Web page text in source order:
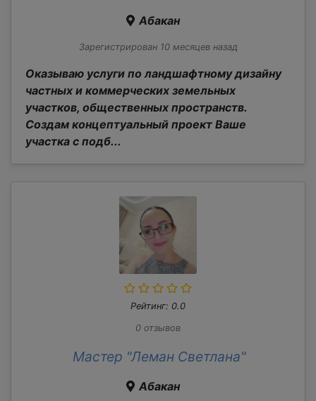
Абакан
Зарегистрирован 10 месяцев назад
Оказываю услуги по ландшафтному дизайну
частных и коммерческих земельных
участков, общественных пространств.
Создам концептуальный проект Ваше
участка с подб...
Рейтинг: 0.0
0 отзывов
Мастер "Леман Светлана"
Абакан